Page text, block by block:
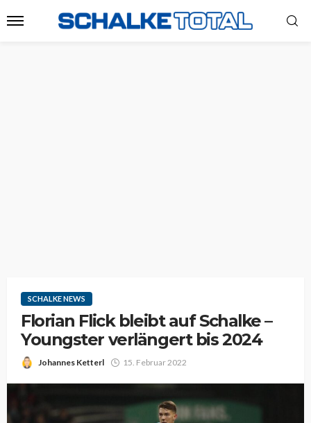
SCHALKE NEWS
Florian Flick bleibt auf Schalke –
Youngster verlängert bis 2024
Johannes Ketterl 15. Februar 2022